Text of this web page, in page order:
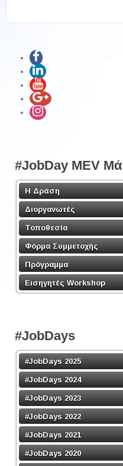
#JobDay MEV
Η Δράση
Διοργανωτές
Τοποθεσία
Φόρμα Συμμετοχής
Πρόγραμμα
Εισηγητές Workshop
#JobDays
#JobDays 2025
#JobDays 2024
#JobDays 2023
#JobDays 2022
#JobDays 2021
#JobDays 2020